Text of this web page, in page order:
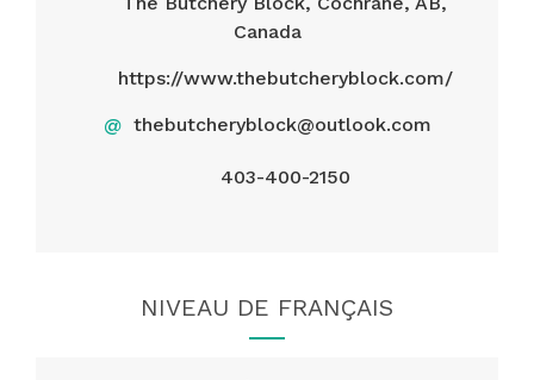
Canada
https://www.thebutcheryblock.com/
@ thebutcheryblock@outlook.com
403-400-2150
NIVEAU DE FRANÇAIS